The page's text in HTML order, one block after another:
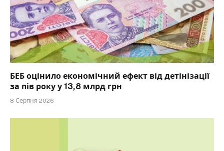
БЕБ оцінило економічний ефект від детінізації
за пів року у 13,8 млрд грн
8 Серпня 2026